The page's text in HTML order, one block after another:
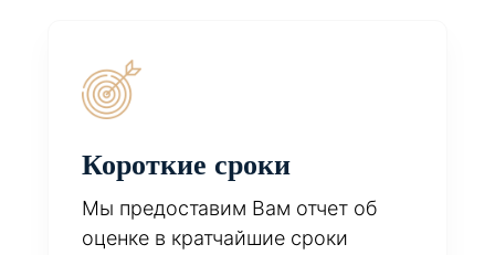
Короткие сроки
Мы предоставим Вам отчет об
оценке в кратчайшие сроки